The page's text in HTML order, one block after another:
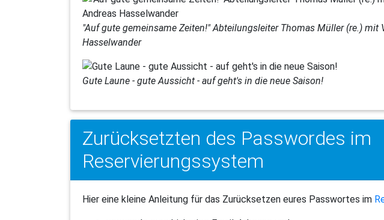
"Auf gute gemeinsame Zeiten!" Abteilungsleiter Thomas Müller (re.) mit
Hasselwander
Gute Laune - gute Aussicht - auf geht's in die neue Saison!
Zurücksetzten des Passwordes im
Reservierungssystem
Hier eine kleine Anleitung für das Zurücksetzen eures Passwortes im